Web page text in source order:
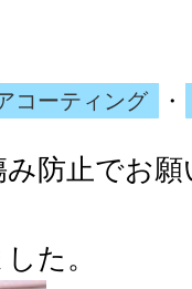
コーティング ・
防止でお
た。